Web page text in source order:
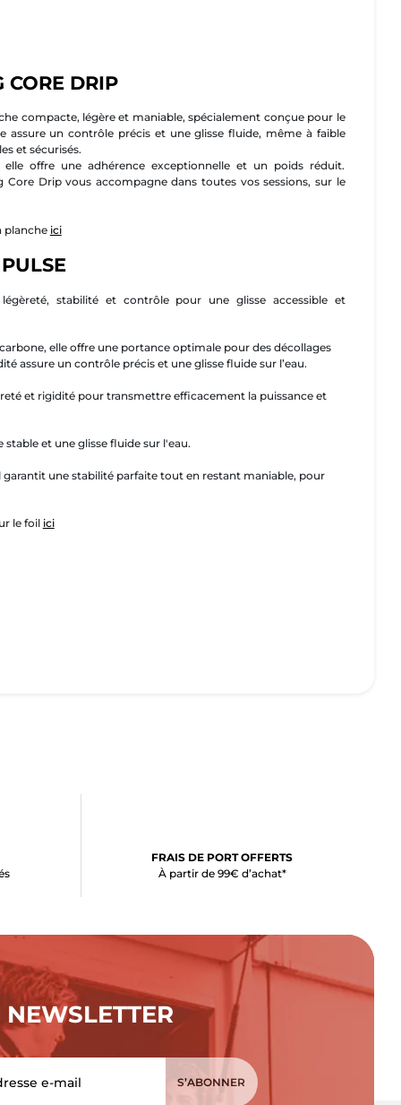
CORE DRIP
compacte, légère et maniable, spécialement conçue pour le
assure un contrôle précis et une glisse fluide, même à faible
et sécurisés.
offre une adhérence exceptionnelle et un poids réduit.
Drip vous accompagne dans toutes vos sessions, sur le
planche ici
stabilité et contrôle pour une glisse accessible et
elle offre une portance optimale pour des décollages
assure un contrôle précis et une glisse fluide sur l’eau.
et rigidité pour transmettre efficacement la puissance et
et une glisse fluide sur l'eau.
garantit une stabilité parfaite tout en restant maniable, pour
le foil ici
FRAIS DE PORT OFFERTS
À partir de 99€ d’achat*
NEWSLETTER